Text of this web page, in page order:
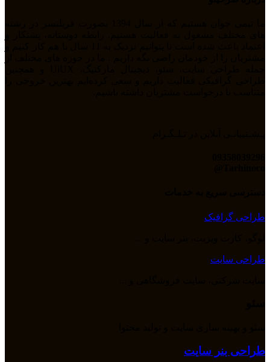
طراحی گرافیک
طراحی سایت
طراحی بنر سایت